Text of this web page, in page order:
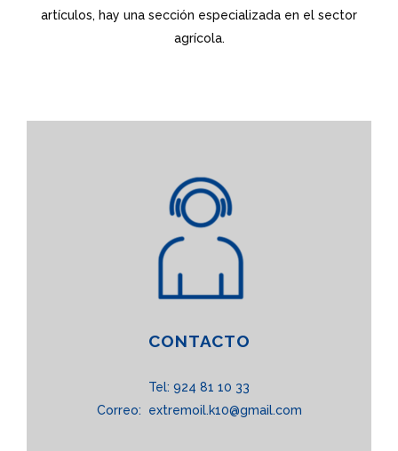
artículos, hay una sección especializada en el sector
agrícola.
CONTACTO
Tel: 924 81 10 33
Correo: extremoil.k10@gmail.com